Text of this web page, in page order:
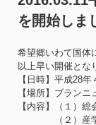
を開始しま
希望郷いわて国体
以上早い開催とな
【日時】平成28
【場所】ブランニ
【内容】（１）総
（２）産学民